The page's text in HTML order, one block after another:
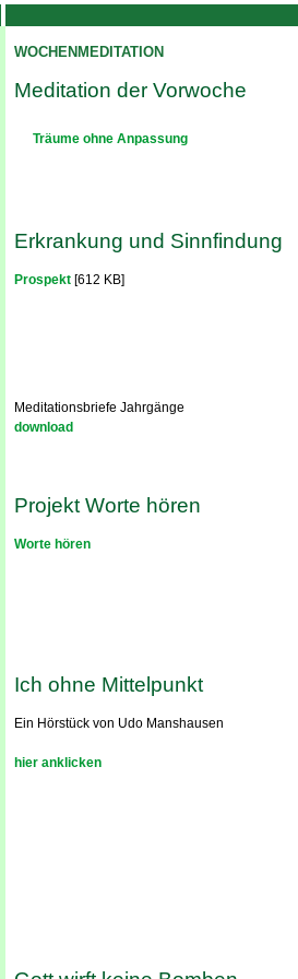
WOCHENMEDITATION
Meditation der Vorwoche
Träume ohne Anpassung
Erkrankung und Sinnfindung
Prospekt [612 KB]
Meditationsbriefe Jahrgänge
download
Projekt Worte hören
Worte hören
Ich ohne Mittelpunkt
Ein Hörstück von Udo Manshausen
hier anklicken